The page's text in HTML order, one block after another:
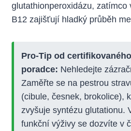
glutathionperoxidázu, zatímco
B12 zajišťují hladký průběh
Pro-Tip od
poradce: Nehledejte
Zaměřte se na pestrou
(cibule, česnek, brokolice),
zvyšuje syntézu glutationu.
funkční výživy se dozvíte v